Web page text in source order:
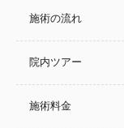
施術の流れ
院内ツアー
施術料金